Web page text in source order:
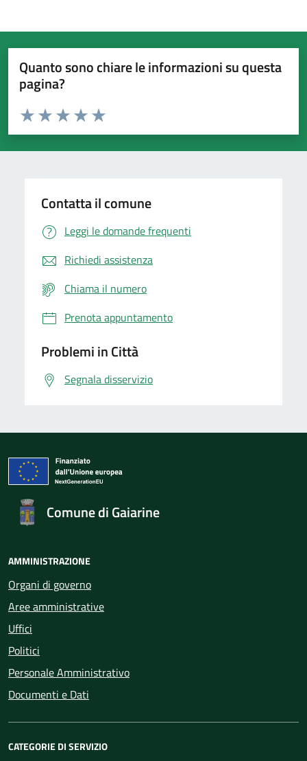
Quanto sono chiare le informazioni su questa
pagina?
Domanda
Valuta da 1 a 5 stelle la pagina
Valuta 5 stelle su 5
Valuta 4 stelle su 5
Valuta 3 stelle su 5
Valuta 2 stelle su 5
Valuta 1 stelle su 5
Contatta il comune
Leggi le domande frequenti
Richiedi assistenza
Chiama il numero
Prenota appuntamento
Problemi in Città
Segnala disservizio
Comune di Gaiarine
AMMINISTRAZIONE
Organi di governo
Aree amministrative
Uffici
Politici
Personale Amministrativo
Documenti e Dati
CATEGORIE DI SERVIZIO